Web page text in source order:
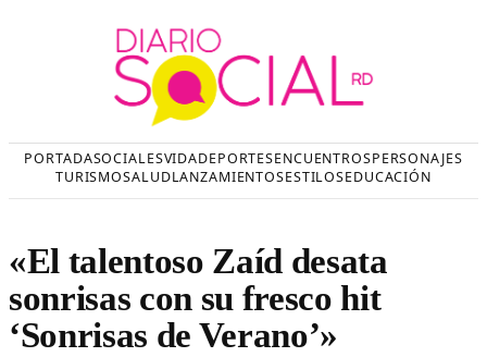
PORTADASOCIALESVIDADEPORTESENCUENTROSPERSONAJES
TURISMOSALUDLANZAMIENTOSESTILOSEDUCACIÓN
«El talentoso Zaíd desata
sonrisas con su fresco hit
‘Sonrisas de Verano’»